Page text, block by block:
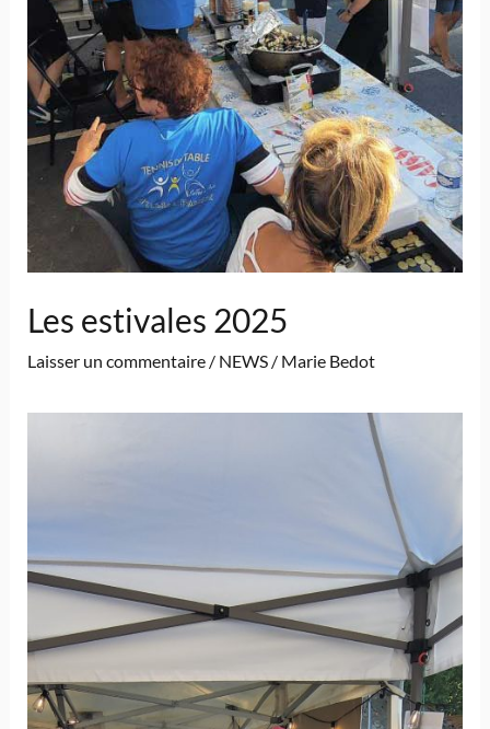
Les estivales 2025
Laisser un commentaire / NEWS/ Marie Bedot